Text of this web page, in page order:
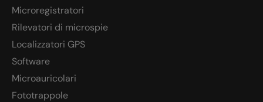
Microregistratori
Rilevatori di microspie
Localizzatori GPS
Software
Microauricolari
Fototrappole